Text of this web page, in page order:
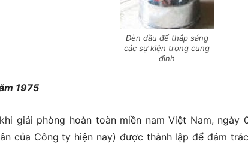
Đèn dầu để thắp sáng
các sự kiện trong cung
đình
1975
giải phòng hoàn toàn miền nam Việt Nam,
của Công ty hiện nay) được thành lập để đảm